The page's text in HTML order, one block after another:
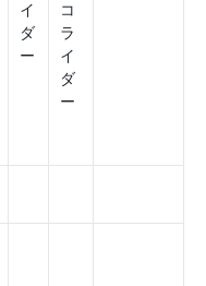
イ
ダ
ー
コ
ラ
イ
ダ
ー